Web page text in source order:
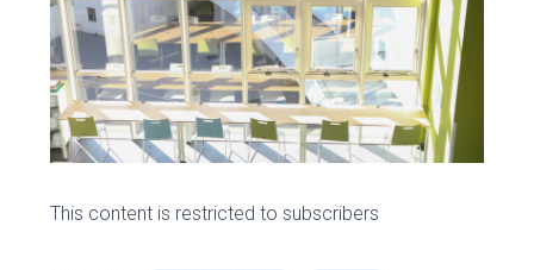
This content is restricted to subscribers